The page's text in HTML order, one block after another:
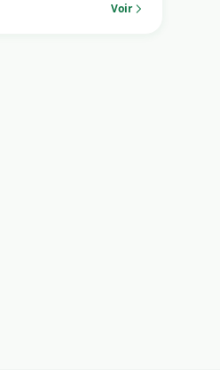
Voir